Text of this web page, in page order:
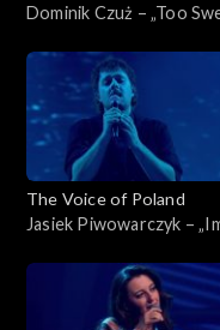
Dominik Czuż – „Too
15 listopada 2025
The Voice of Poland
Jasiek Piwowarczyk –
Poland”, Live 1, 8